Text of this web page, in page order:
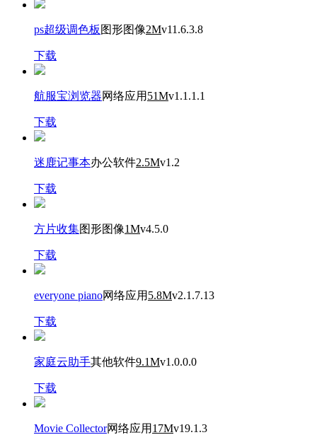
ps超级调色板 图形图像2Mv11.6.3.8
下载
航服宝浏览器网络应用 51Mv1.1.1.1
下载
迷鹿记事本办公软件2.5Mv1.2
下载
方片收集图形图像1Mv4.5.0
下载
everyone piano网络应用 5.8Mv2.1.7.13
下载
家庭云助手其他软件9.1Mv1.0.0.0
下载
Movie Collector网络应用 17Mv19.1.3